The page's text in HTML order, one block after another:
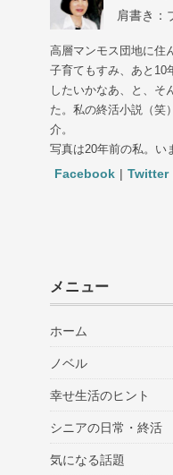
肩書き：
高層マンモス団地に住
子育てもすみ、あと10
したいかなあ、と、そ
た。私の終活小説（笑
介。
写真は20年前の私。い
Facebook | Twitter
メニュー
ホーム
ノベル
幸せ生活のヒント
シニアの日常・終活
気になる話題